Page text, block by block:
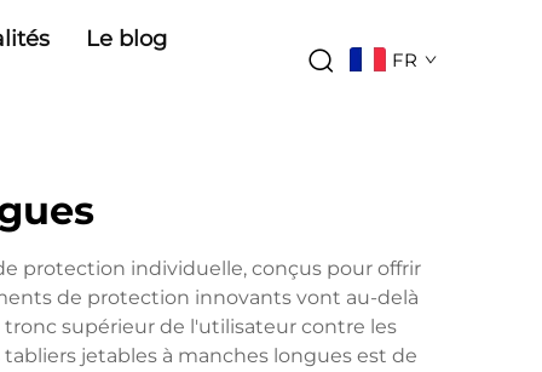
Le blog
FR
protection individuelle, conçus pour offrir
de protection innovants vont au-delà
supérieur de l'utilisateur contre les
jetables à manches longues est de